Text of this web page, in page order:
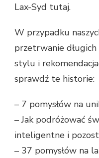
Lax-Syd tutaj.
W przypadku
przetrwanie
stylu i
sprawdź te historie:
– 7 pomysłów na
– Jak podróżować
inteligentne i
– 37 pomysłów na